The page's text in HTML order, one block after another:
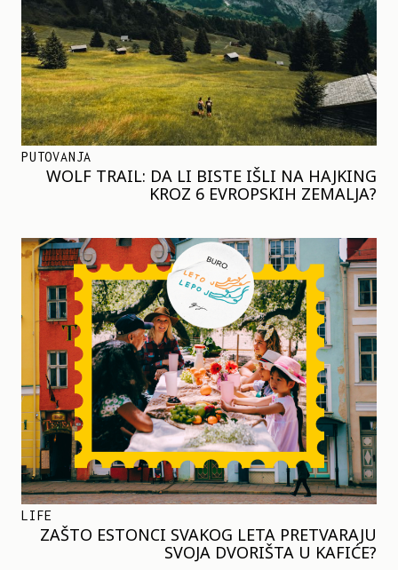
PUTOVANJA
WOLF TRAIL: DA LI BISTE IŠLI NA HAJKING
KROZ 6 EVROPSKIH ZEMALJA?
LIFE
ZAŠTO ESTONCI SVAKOG LETA PRETVARAJU
SVOJA DVORIŠTA U KAFIĆE?